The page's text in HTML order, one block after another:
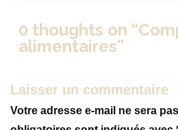
0 thoughts on “
alimentaires”
Laisser un commentaire
Votre adresse e-mail ne sera